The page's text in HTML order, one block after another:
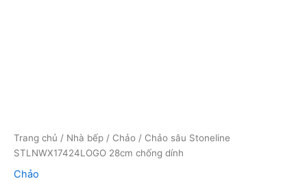
Trang chủ / Nhà bếp / Chảo / Chảo sâu Stoneline
STLNWX17424LOGO 28cm chống dính
Chảo